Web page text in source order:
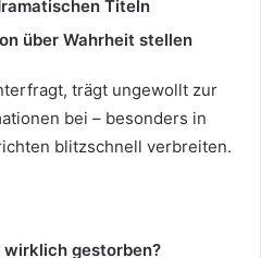
Titeln
über Wahrheit stellen
trägt ungewollt zur
bei – besonders in
blitzschnell verbreiten.
gestorben?